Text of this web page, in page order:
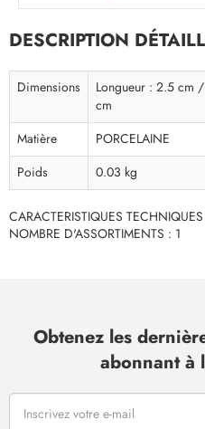
DESCRIPTION
Dimensions
Longueur : 2.5 cm
cm
Matière
PORCELAINE
Poids
0.03 kg
CARACTERISTIQUES
NOMBRE D'ASSORTIMENTS : 1
Obtenez les
abonnant à